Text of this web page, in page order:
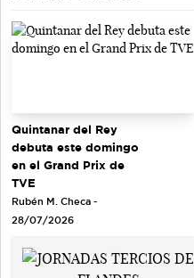
Quintanar del Rey
debuta este domingo
en el Grand Prix de
TVE
Rubén M. Checa -
28/07/2026